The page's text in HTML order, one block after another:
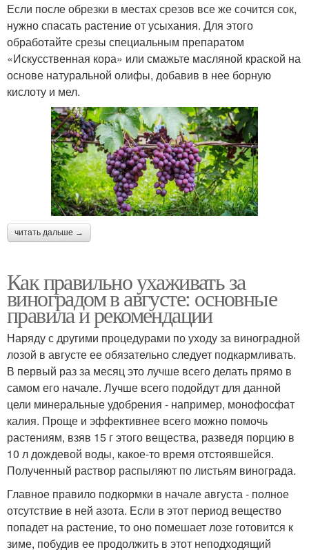
Если после обрезки в местах срезов все же сочится сок,
нужно спасать растение от усыхания. Для этого
обработайте срезы специальным препаратом
«Искусственная кора» или смажьте масляной краской на
основе натуральной олифы, добавив в нее борную
кислоту и мел.
читать дальше →
Как правильно ухаживать за
виноградом в августе: основные
правила и рекомендации
Наряду с другими процедурами по уходу за виноградной
лозой в августе ее обязательно следует подкармливать.
В первый раз за месяц это лучше всего делать прямо в
самом его начале. Лучше всего подойдут для данной
цели минеральные удобрения - например, монофосфат
калия. Проще и эффективнее всего можно помочь
растениям, взяв 15 г этого вещества, разведя порцию в
10 л дождевой воды, какое-то время отстоявшейся.
Полученный раствор распыляют по листьям винограда.
Главное правило подкормки в начале августа - полное
отсутствие в ней азота. Если в этот период вещество
попадет на растение, то оно помешает лозе готовится к
зиме, побудив ее продолжить в этот неподходящий